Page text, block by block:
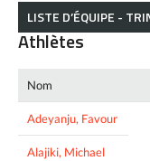
LISTE D’ÉQUIPE -
Athlètes
Nom
Adeyanju, Favour
Alajiki, Michael